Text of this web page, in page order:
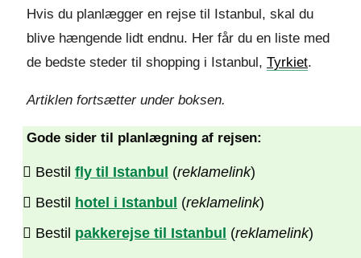
Hvis du planlægger en rejse til Istanbul, skal du
blive hængende lidt endnu. Her får du en liste med
de bedste steder til shopping i Istanbul, Tyrkiet.
Artiklen fortsætter under boksen.
Gode sider til planlægning af rejsen:
Bestil fly til Istanbul (reklamelink)
Bestil hotel i Istanbul (reklamelink)
Bestil pakkerejse til Istanbul (reklamelink)